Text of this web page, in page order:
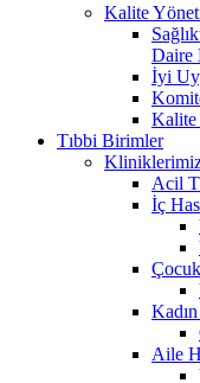
Kalite
Daire
İyi
Tıbbi Birimler
Acil
İç
Çocuk
Aile